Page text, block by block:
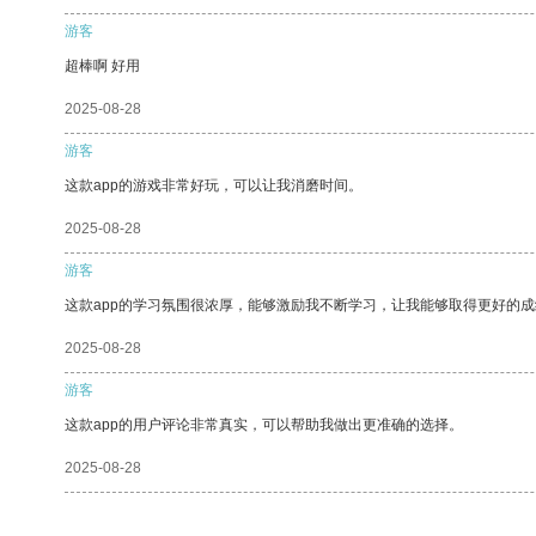
游客
超棒啊 好用
2025-08-28
游客
这款app的游戏非常好玩，可以让我消磨时间。
2025-08-28
游客
这款app的学习氛围很浓厚，能够激励我不断学习，让我能够取得更好的
2025-08-28
游客
这款app的用户评论非常真实，可以帮助我做出更准确的选择。
2025-08-28